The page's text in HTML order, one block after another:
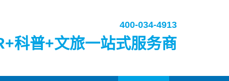
400-034-4913
科普+文旅一站式服务商